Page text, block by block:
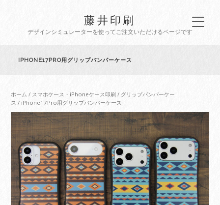
藤井印刷
デザインシミュレーターを使ってご注文いただけるページです
IPHONE17PRO用グリップバンパーケース
ホーム / スマホケース・iPhoneケース印刷 / グリップバンパーケー
ス / iPhone17Pro用グリップバンパーケース